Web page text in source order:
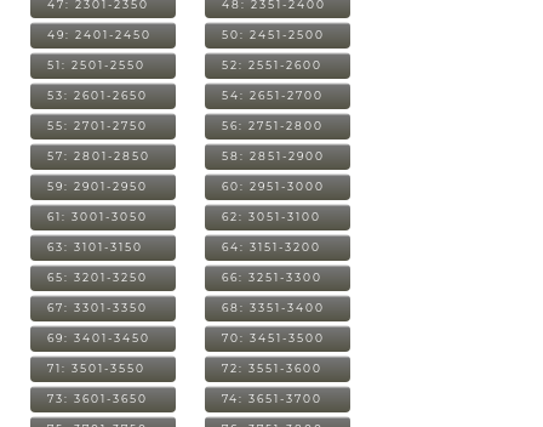
47: 2301-2350 48: 2351-2400
49: 2401-2450 50: 2451-2500
51: 2501-2550 52: 2551-2600
53: 2601-2650 54: 2651-2700
55: 2701-2750 56: 2751-2800
57: 2801-2850 58: 2851-2900
59: 2901-2950 60: 2951-3000
61: 3001-3050 62: 3051-3100
63: 3101-3150 64: 3151-3200
65: 3201-3250 66: 3251-3300
67: 3301-3350 68: 3351-3400
69: 3401-3450 70: 3451-3500
71: 3501-3550 72: 3551-3600
73: 3601-3650 74: 3651-3700